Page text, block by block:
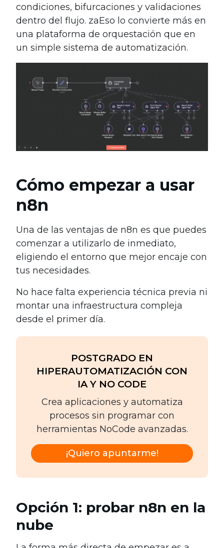
condiciones, bifurcaciones y validaciones
dentro del flujo. zaEso lo convierte más en
una plataforma de orquestación que en
un simple sistema de automatización.
Cómo empezar a usar
n8n
Una de las ventajas de n8n es que puedes
comenzar a utilizarlo de inmediato,
eligiendo el entorno que mejor encaje con
tus necesidades.
No hace falta experiencia técnica previa ni
montar una infraestructura compleja
desde el primer día.
POSTGRADO EN
HIPERAUTOMATIZACIÓN CON
IA Y NO CODE
Crea aplicaciones y automatiza
procesos sin programar con
herramientas NoCode avanzadas.
¡Quiero apuntarme!
Opción 1: probar n8n en la
nube